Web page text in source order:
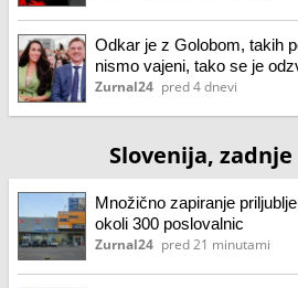
Odkar je z Golobom, takih
nismo vajeni, tako se je
Zurnal24 pred 4 dnevi
Slovenija,
Množično zapiranje
okoli 300 poslovalnic
Zurnal24 pred 21 minutami